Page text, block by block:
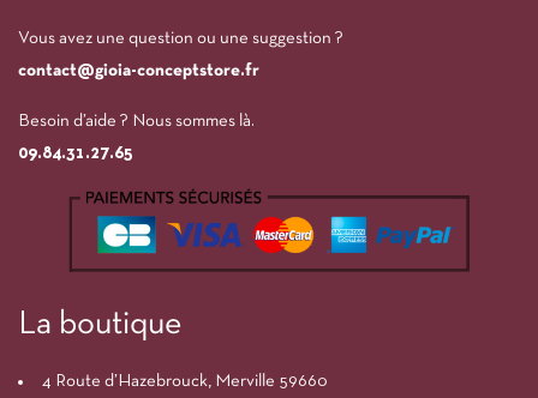
Vous avez une question ou une suggestion ?
contact@gioia-conceptstore.fr
Besoin d’aide ? Nous sommes là.
09.84.31.27.65
La boutique
4 Route d’Hazebrouck, Merville 59660